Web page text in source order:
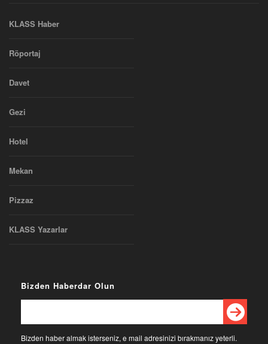
KLASS Haber
Röportaj
Davet
Gezi
Hotel
Mekan
Pizzaz
KLASS Yazarlar
Bizden Haberdar Olun
Bizden haber almak isterseniz, e mail adresinizi bırakmanız yeterli.